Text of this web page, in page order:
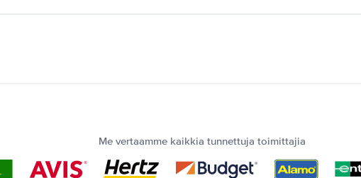
Me vertaamme kaikkia tunnettuja toimittajia